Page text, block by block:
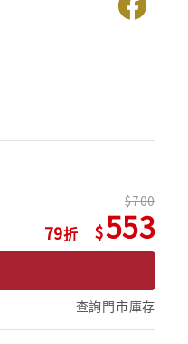
79
700
553
查詢門市庫存